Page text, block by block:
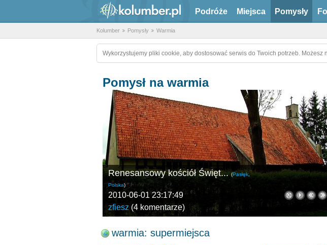
Podróże Miejsca Pomysły
Kolumber Pomysły Warmia
Wykorzystujemy pliki cookie, aby dostosować serwis do Twoich potrzeb.
Pomysł na warmia
Renesansowy kościół Święt... (Pasłęk,
Polska)
2010-06-01 23:17:49
zfiesz(4 komentarze)
warmia: supermiejsca